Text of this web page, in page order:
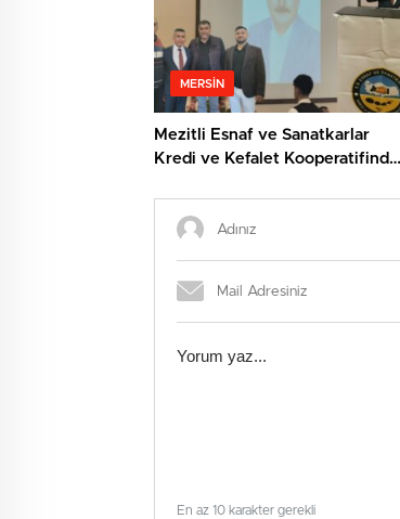
MERSIN
Mezitli Esnaf ve Sanatkarlar
Kredi ve Kefalet Kooperatifinde
En az 10 karakter gerekli